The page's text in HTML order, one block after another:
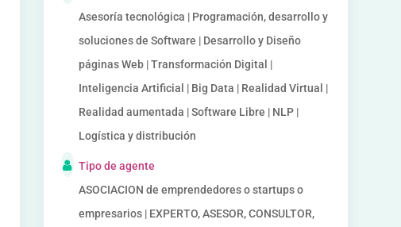
Asesoría tecnológica | Programación, desarrollo y
soluciones de Software | Desarrollo y Diseño
páginas Web | Transformación Digital |
Inteligencia Artificial | Big Data | Realidad Virtual |
Realidad aumentada | Software Libre | NLP |
Logística y distribución
Tipo de agente
ASOCIACION de emprendedores o startups o
empresarios | EXPERTO, ASESOR, CONSULTOR,